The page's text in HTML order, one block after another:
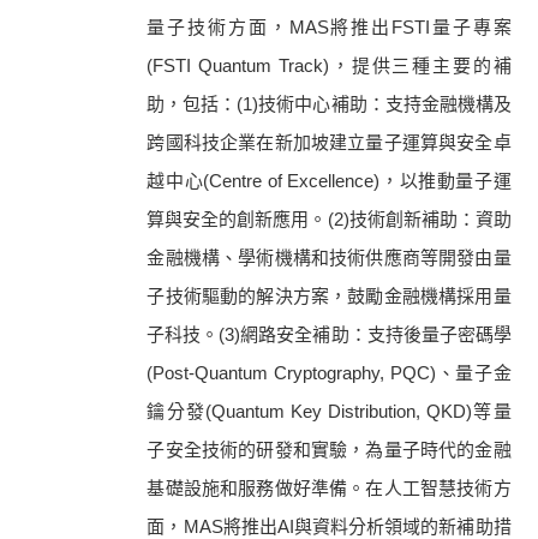
量子技術方面，MAS將推出FSTI量子專案
(FSTI Quantum Track)，提供三種主要的補
助，包括：(1)技術中心補助：支持金融機構及
跨國科技企業在新加坡建立量子運算與安全卓
越中心(Centre of Excellence)，以推動量子運
算與安全的創新應用。(2)技術創新補助：資助
金融機構、學術機構和技術供應商等開發由量
子技術驅動的解決方案，鼓勵金融機構採用量
子科技。(3)網路安全補助：支持後量子密碼學
(Post-Quantum Cryptography, PQC)、量子金
鑰分發(Quantum Key Distribution, QKD)等量
子安全技術的研發和實驗，為量子時代的金融
基礎設施和服務做好準備。在人工智慧技術方
面，MAS將推出AI與資料分析領域的新補助措